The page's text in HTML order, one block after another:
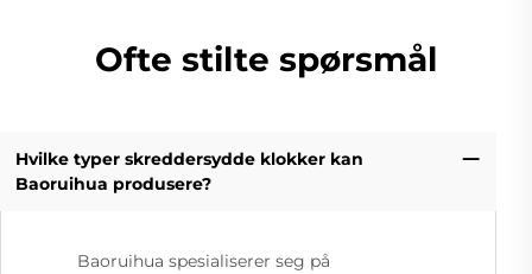
Ofte stilte spørsmål
Hvilke typer skreddersydde klokker kan
Baoruihua produsere?
Baoruihua spesialiserer seg på